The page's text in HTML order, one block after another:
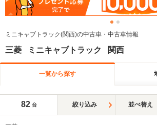
ミニキャブトラック(関西)の中古車・中古車情報
三菱 ミニキャブトラック 関西
一覧から探す
82 台 絞り込み 並べ替え